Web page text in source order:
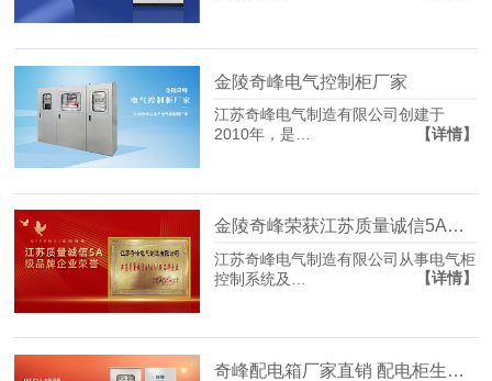
金陵奇峰电气控制柜厂家
江苏奇峰电气制造有限公司创建于
2010年，是…
【详情】
金陵奇峰荣获江苏质量诚信5A级品牌企业荣誉
江苏奇峰电气制造有限公司从事电气柜
控制系统及…
【详情】
奇峰配电箱厂家直销 配电柜生产厂家